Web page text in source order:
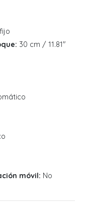
30 cm / 11.81"
móvil: No